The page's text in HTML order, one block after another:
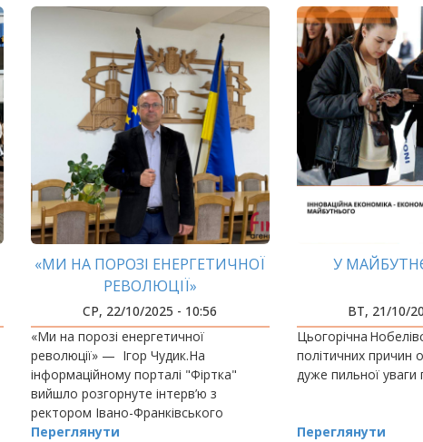
«МИ НА ПОРОЗІ ЕНЕРГЕТИЧНОЇ
РЕВОЛЮЦІЇ»
СР, 22/10/2025 - 10:56
«Ми на порозі енергетичної
революції» — Ігор Чудик.На
інформаційному порталі "Фіртка"
вийшло розгорнуте інтерв’ю з
ректором Івано-Франківського
національного технічного
Переглянути
У
ВТ, 21/10/
Цьогорічна
політичних причин
дуже пильної уваги
Переглянути